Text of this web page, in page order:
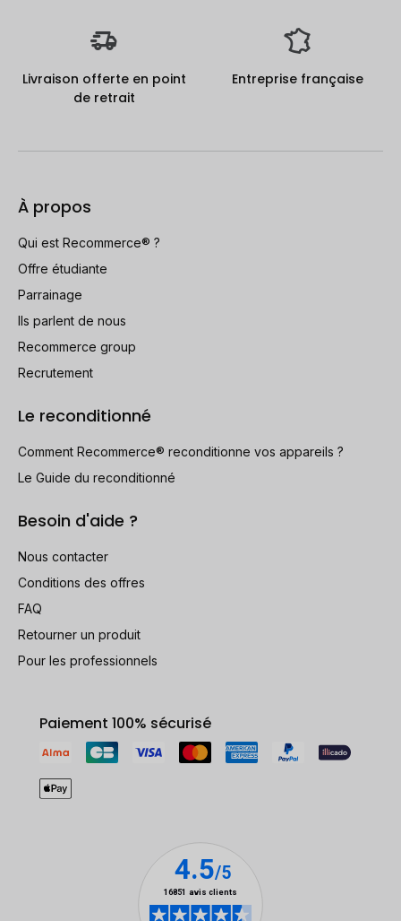
Livraison offerte en point
de retrait
Entreprise française
À propos
Qui est Recommerce® ?
Offre étudiante
Parrainage
Ils parlent de nous
Recommerce group
Recrutement
Le reconditionné
Comment Recommerce® reconditionne vos appareils ?
Le Guide du reconditionné
Besoin d'aide ?
Nous contacter
Conditions des offres
FAQ
Retourner un produit
Pour les professionnels
Paiement 100% sécurisé